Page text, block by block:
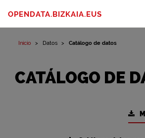
OPENDATA.BIZKAIA.EUS
Inicio Datos Catálogo de datos
CATÁLOGO DE